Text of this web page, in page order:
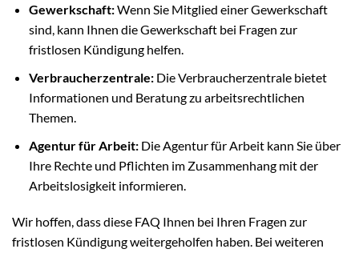
Gewerkschaft:Wenn Sie Mitglied einer Gewerkschaft
sind, kann Ihnen die Gewerkschaft bei Fragen zur
fristlosen Kündigung helfen.
Verbraucherzentrale:Die Verbraucherzentrale bietet
Informationen und Beratung zu arbeitsrechtlichen
Themen.
Agentur für Arbeit:Die Agentur für Arbeit kann Sie über
Ihre Rechte und Pflichten im Zusammenhang mit der
Arbeitslosigkeit informieren.
Wir hoffen, dass diese FAQ Ihnen bei Ihren Fragen zur
fristlosen Kündigung weitergeholfen haben. Bei weiteren